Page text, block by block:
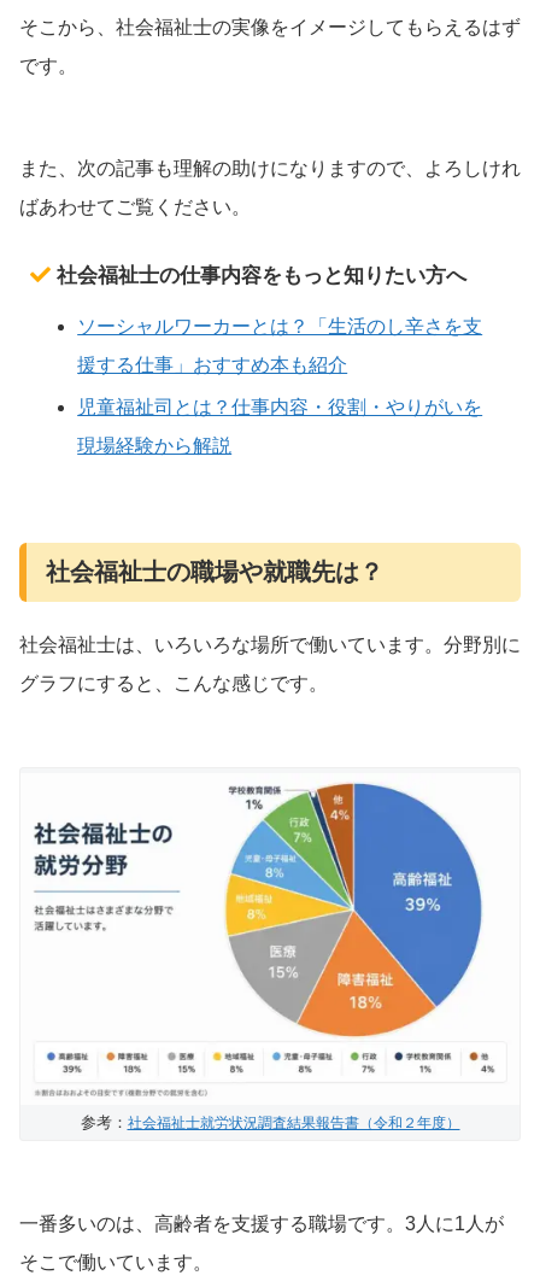
そこから、社会福祉士の実像をイメージしてもらえるはず
です。
また、次の記事も理解の助けになりますので、よろしけれ
ばあわせてご覧ください。
社会福祉士の仕事内容をもっと知りたい方へ
ソーシャルワーカーとは？「生活のし辛さを支
援する仕事」おすすめ本も紹介
児童福祉司とは？仕事内容・役割・やりがいを
現場経験から解説
社会福祉士の職場や就職先は？
社会福祉士は、いろいろな場所で働いています。分野別に
グラフにすると、こんな感じです。
参考： 社会福祉士就労状況調査結果報告書（令和２年度）
一番多いのは、高齢者を支援する職場です。3人に1人が
そこで働いています。